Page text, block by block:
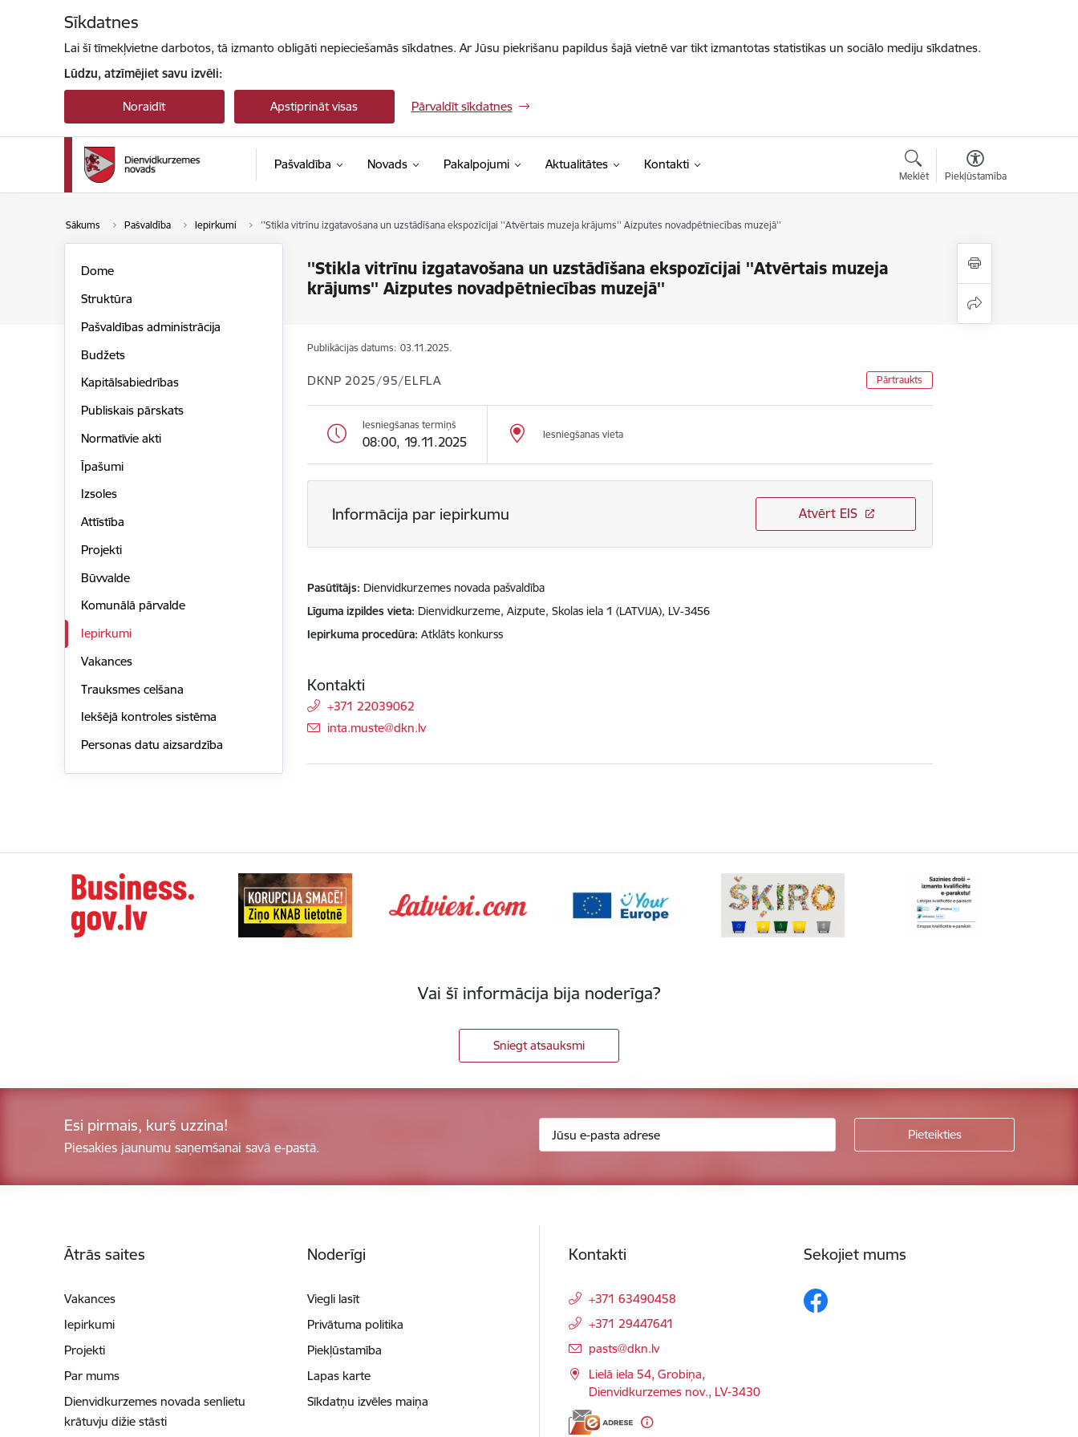
Sīkdatnes
Lai šī tīmekļvietne darbotos, tā izmanto obligāti nepieciešamās sīkdatnes. Ar Jūsu piekrišanu papildus šajā vietnē var tikt izmantotas statistikas un sociālo mediju sīkdatnes.
Lūdzu, atzīmējiet savu izvēli:
Noraidīt Apstiprināt visas Pārvaldīt sīkdatnes
Pašvaldība Novads Pakalpojumi Aktualitātes Kontakti
Meklēt Piekļūstamība
Sākums Pašvaldība Iepirkumi ''Stikla vitrīnu izgatavošana un uzstādīšana ekspozīcijai ''Atvērtais muzeja krājums'' Aizputes novadpētniecības muzejā''
''Stikla vitrīnu izgatavošana un uzstādīšana ekspozīcijai ''Atvērtais muzeja
krājums'' Aizputes novadpētniecības muzejā''
Dome
Struktūra
Pašvaldības administrācija
Budžets
Kapitālsabiedrības
Publiskais pārskats
Normatīvie akti
Īpašumi
Izsoles
Attīstība
Projekti
Būvvalde
Komunālā pārvalde
Iepirkumi
Vakances
Trauksmes celšana
Iekšējā kontroles sistēma
Personas datu aizsardzība
Publikācijas datums: 03.11.2025.
DKNP 2025/95/ELFLA Pārtraukts
Iesniegšanas termiņš
08:00, 19.11.2025 Iesniegšanas vieta
Informācija par iepirkumu Atvērt EIS
Pasūtītājs Dienvidkurzemes novada pašvaldība
Līguma izpildes vieta Dienvidkurzeme, Aizpute, Skolas iela 1 (LATVIJA), LV-3456
Iepirkuma procedūra Atklāts konkurss
Kontakti
+371 22039062
E-pasts:
inta.muste@dkn.lv
Vai šī informācija bija noderīga?
Sniegt atsauksmi
Esi pirmais, kurš uzzina!
Piesakies jaunumu saņemšanai savā e-pastā.
Ātrās saites
Vakances
Iepirkumi
Projekti
Par mums
Dienvidkurzemes novada senlietu
krātuvju dižie stāsti
Noderīgi
Viegli lasīt
Privātuma politika
Piekļūstamība
Lapas karte
Sīkdatņu izvēles maiņa
Kontakti
+371 63490458
+371 29447641
E-pasts:
pasts@dkn.lv
Lielā iela 54, Grobiņa,
Dienvidkurzemes nov., LV-3430
Sekojiet mums